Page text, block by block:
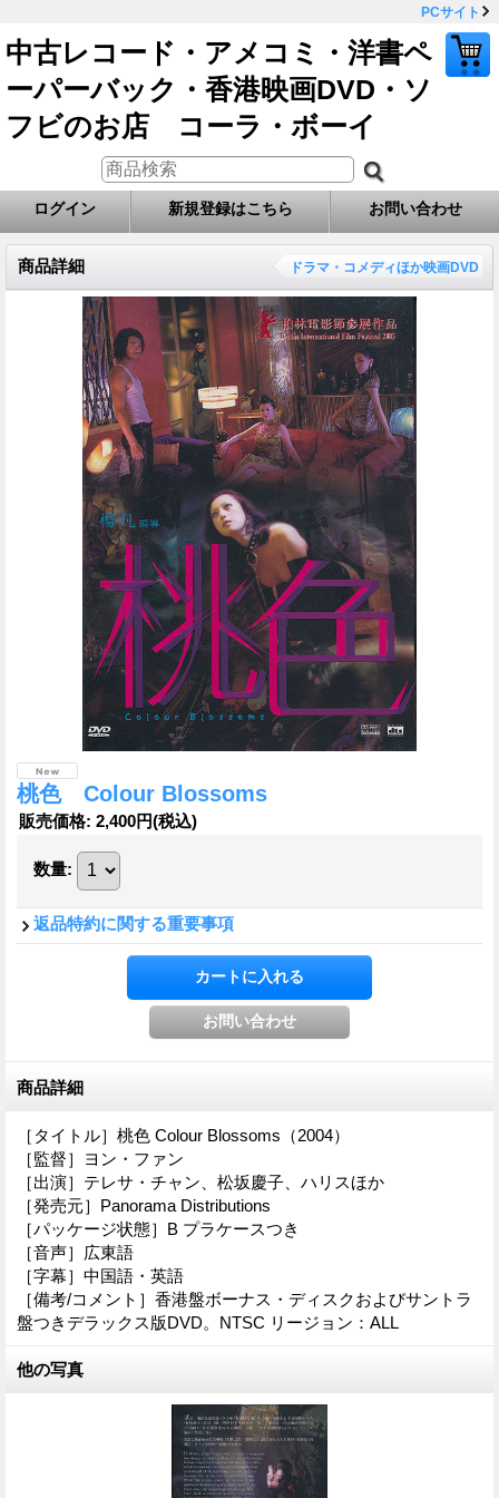
PCサイト
中古レコード・アメコミ・洋書ペ
ーパーバック・香港映画DVD・ソ
フビのお店 コーラ・ボーイ
ログイン 新規登録はこちら お問い合わせ
商品詳細 ドラマ・コメディほか映画DVD
桃色 Colour Blossoms
販売価格: 2,400円(税込)
数量:
返品特約に関する重要事項
商品詳細
［タイトル］桃色 Colour Blossoms（2004）
［監督］ヨン・ファン
［出演］テレサ・チャン、松坂慶子、ハリスほか
［発売元］Panorama Distributions
［パッケージ状態］B プラケースつき
［音声］広東語
［字幕］中国語・英語
［備考/コメント］香港盤ボーナス・ディスクおよびサントラ
盤つきデラックス版DVD。NTSC リージョン：ALL
他の写真